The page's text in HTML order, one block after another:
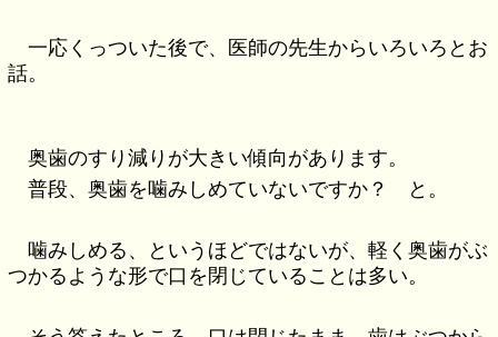
一応くっついた後で、医師の先生からいろいろとお
話。
奥歯のすり減りが大きい傾向があります。
普段、奥歯を噛みしめていないですか？ と。
噛みしめる、というほどではないが、軽く奥歯がぶ
つかるような形で口を閉じていることは多い。